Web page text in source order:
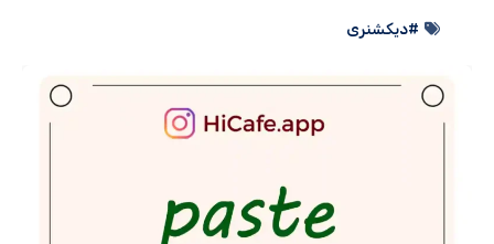
#دیکشنری